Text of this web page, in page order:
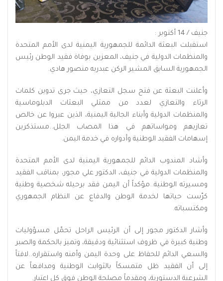
جنيف / 14 أكتوبر :
استقبلت ‏البعثة الدائمة للجمهورية اليمنية لدى الأمم المتحدة
والمنظمات الدولية في جنيف، المعزين بوفاة فقيد الوطن رئيس
الجمهورية السابق المشير الركن عبدربه منصور هادي.
وأعلنت البعثة عن فتح سجل التعازي، حيث جرى تدوين كلمات
الرثاء والتعازي لعدد من ممثلي البعثات الدبلوماسية
والمنظمات الدولية وأبناء الجالية اليمنية، الذين عبروا عن خالص
تعازيهم ومواساتهم في هذا المصاب الجلل..مستذكرين
إسهامات الفقيد الوطنية وأدواره في خدمة اليمن.
وأشاد المندوب الدائم للجمهورية اليمنية لدى الأمم المتحدة
والمنظمات الدولية في جنيف، الدكتور علي مجور، بمناقب الفقيد
ومسيرته الوطنية..مؤكداً أن اليمن فقد برحيله شخصية وطنية
كرّست حياتها لخدمة الوطن والدفاع عن النظام الجمهوري
ومكتسباته.
وأشار الدكتور مجور إلى أن الرئيس الراحل تحمّل مسؤوليات
وطنية كبيرة في ظروف استثنائية ودقيقة، وتميز بالحكمة والصبر
والسعي الدائم للحفاظ على وحدة اليمن وأمنه واستقراره..لافتاً
إلى أن الفقيد ظل متمسكاً بالثوابت الوطنية ومدافعاً عن
الشرعية الدستورية، ومقدماً مصلحة الوطن فوق كل اعتبار.